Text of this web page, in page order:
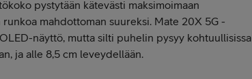
pystytään kätevästi maksimoimaan
mahdottoman suureksi. Mate 20X 5G -
näyttö, mutta silti puhelin pysyy kohtuullisissa
ja alle 8,5 cm leveydellään.